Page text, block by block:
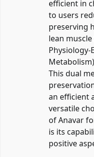
efficient in
to users
preserving
lean
This dual
an efficient
versatile
of Anavar
is its
positive